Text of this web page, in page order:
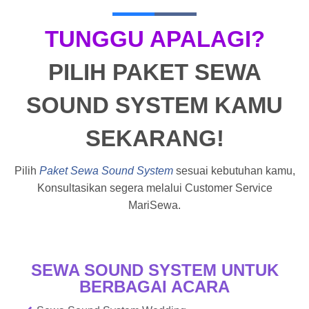
TUNGGU APALAGI?
PILIH PAKET SEWA
SOUND SYSTEM KAMU
SEKARANG!
Pilih Paket Sewa Sound Systemsesuai kebutuhan kamu,
Konsultasikan segera melalui Customer Service
MariSewa.
SEWA SOUND SYSTEM UNTUK
BERBAGAI ACARA